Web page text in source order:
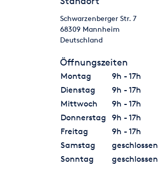
Schwarzenberger Str. 7
68309 Mannheim
Deutschland
Öffnungszeiten
Montag
9h - 17h
Dienstag
9h - 17h
Mittwoch
9h - 17h
Donnerstag
9h - 17h
Freitag
9h - 17h
Samstag
geschlossen
Sonntag
geschlossen